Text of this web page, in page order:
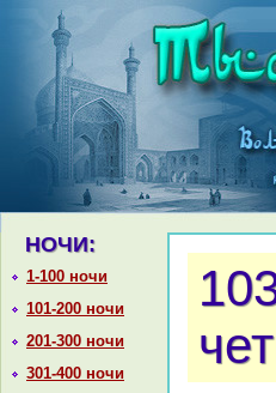
НОЧИ:
1-100 ночи
101-200 ночи
201-300 ночи
301-400 ночи